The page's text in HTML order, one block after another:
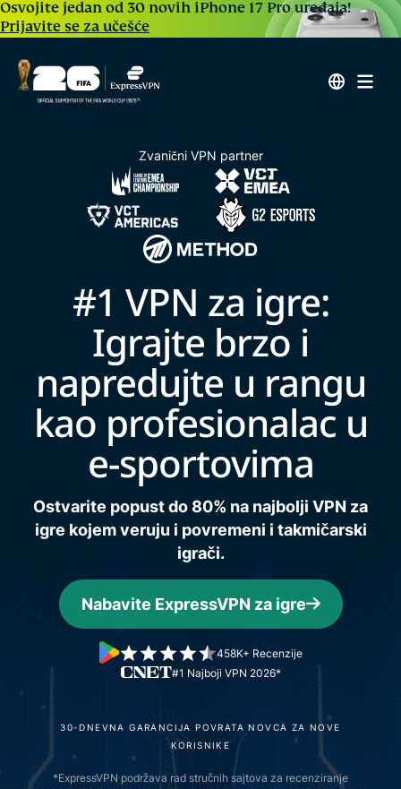
Osvojite jedan od 30 novih iPhone 17 Pro uređaja!
Prijavite se za učešće
Zvanični VPN partner
#1 VPN za igre:
Igrajte brzo i
napredujte u rangu
kao profesionalac u
e-sportovima
Ostvarite popust do 80% na najbolji VPN za
igre kojem veruju i povremeni i takmičarski
igrači.
Nabavite ExpressVPN za igre
#1 Najboji VPN 2026*
458K+ Recenzije
30-DNEVNA GARANCIJA POVRATA NOVCA ZA NOVE
KORISNIKE
*ExpressVPN podržava rad stručnih sajtova za recenziranje